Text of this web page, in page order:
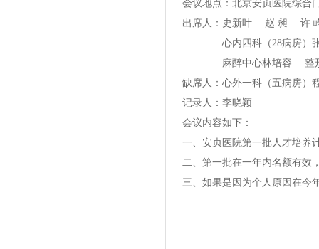
会议地点：北京安贞医院综合
出席人：史新叶 赵 昶
心内四科（28病房）张
麻醉中心林培容 整形美
缺席人：心外一科（五病房）
记录人：李晓颖
会议内容如下：
一、安贞医院第一批人才培养
二、第一批在一年内名额有效
三、如果是因为个人原因在今